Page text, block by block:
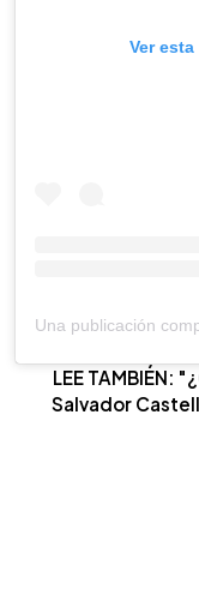
Ver
LEE TAMBIÉN:
Salvador